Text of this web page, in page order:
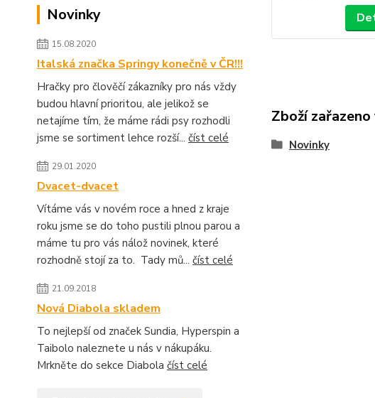
Novinky
15.08.2020
Italská značka Springy konečně v ČR!!!
Hračky pro člověčí zákazníky pro nás vždy
budou hlavní prioritou, ale jelikož se
netajíme tím, že máme rádi psy rozhodli
jsme se sortiment lehce rozší... číst celé
29.01.2020
Dvacet-dvacet
Vítáme vás v novém roce a hned z kraje
roku jsme se do toho pustili plnou parou a
máme tu pro vás nálož novinek, které
rozhodně stojí za to. Tady mů... číst celé
21.09.2018
Nová Diabola skladem
To nejlepší od značek Sundia, Hyperspin a
Taibolo naleznete u nás v nákupáku.
Mrkněte do sekce Diabola číst celé
Zboží
Novinky